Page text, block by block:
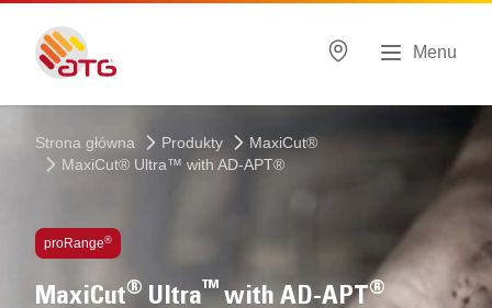
Menu
Strona główna Produkty
MaxiCut®
MaxiCut® Ultra™ with AD-APT®
proRange®
MaxiCut® Ultra™with AD-APT®
Zastosowane technologie